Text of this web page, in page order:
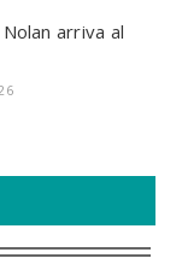
arriva al